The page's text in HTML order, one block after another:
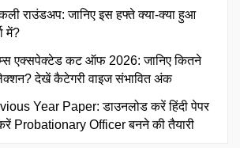
राउंडअप: जानिए इस हफ्ते क्या-क्या हुआ
में?
एक्सपेक्टेड कट ऑफ 2026: जानिए कितने
देखें कैटेगरी वाइज संभावित अंक
Year Paper: डाउनलोड करें हिंदी पेपर
Probationary Officer बनने की तैयारी